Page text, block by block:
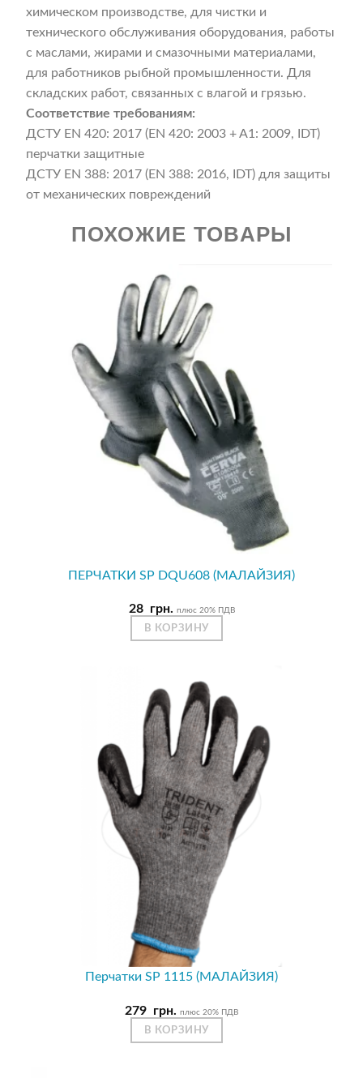
химическом производстве, для чистки и
технического обслуживания оборудования, работы
с маслами, жирами и смазочными материалами,
для работников рыбной промышленности. Для
складских работ, связанных с влагой и грязью.
Соответствие требованиям:
ДСТУ ЕN 420: 2017 (EN 420: 2003 + A1: 2009, IDT)
перчатки защитные
ДСТУ EN 388: 2017 (EN 388: 2016, IDT) для защиты
от механических повреждений
ПОХОЖИЕ ТОВАРЫ
ПЕРЧАТКИ SP DQU608 (МАЛАЙЗИЯ)
28 грн. плюс 20% ПДВ
В КОРЗИНУ
Перчатки SP 1115 (МАЛАЙЗИЯ)
279 грн. плюс 20% ПДВ
В КОРЗИНУ